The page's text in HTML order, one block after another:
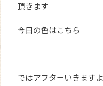
頂きます
今日の色はこちら
ではアフターいきますよ